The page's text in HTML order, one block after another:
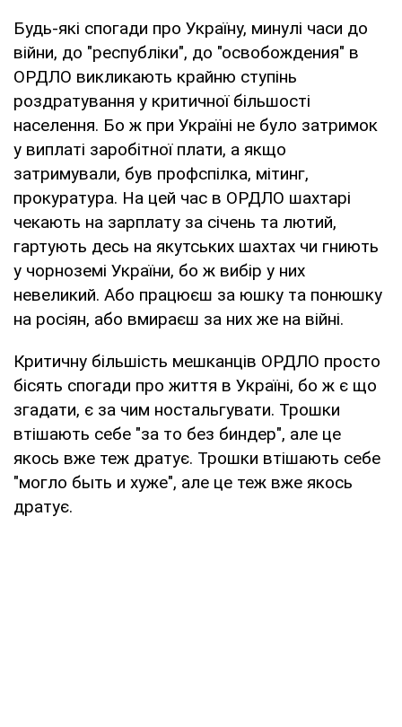
Будь-які спогади про Україну, минулі часи до
війни, до "республіки", до "освобождения" в
ОРДЛО викликають крайню ступінь
роздратування у критичної більшості
населення. Бо ж при Україні не було затримок
у виплаті заробітної плати, а якщо
затримували, був профспілка, мітинг,
прокуратура. На цей час в ОРДЛО шахтарі
чекають на зарплату за січень та лютий,
гартують десь на якутських шахтах чи гниють
у чорноземі України, бо ж вибір у них
невеликий. Або працюєш за юшку та понюшку
на росіян, або вмираєш за них же на війні.
Критичну більшість мешканців ОРДЛО просто
бісять спогади про життя в Україні, бо ж є що
згадати, є за чим ностальгувати. Трошки
втішають себе "за то без биндер", але це
якось вже теж дратує. Трошки втішають себе
"могло быть и хуже", але це теж вже якось
дратує.